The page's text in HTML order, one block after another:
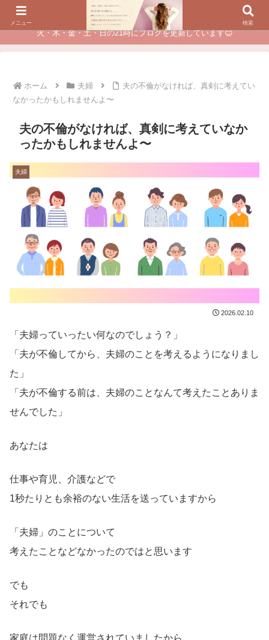
夫に不倫されたつらい経験が、あなたのチャンスに変わるカウンセリング
火・木・金・土・日の21時にブログを更新しています😊
ホーム 夫婦
夫の不倫がなければ、真剣に考えてい
なかったかもしれませんよ〜
夫の不倫がなければ、真剣に考えていなか
ったかもしれませんよ〜
夫婦
2026.02.10
「夫婦っていったい何なのでしょう？」
「夫が不倫してから、夫婦のことを考えるようになりまし
た」
「夫が不倫する前は、夫婦のことなんて考えたことありま
せんでした」
あなたは
仕事や育児、介護などで
1秒たりとも余裕のない生活を送っていますから
「夫婦」のことについて
考えたことなどなかったのではと思います
でも
それでも
メニュー 検索